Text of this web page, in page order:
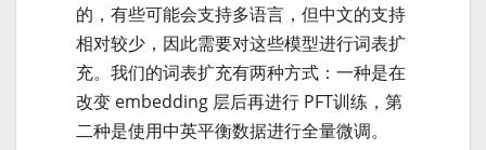
的，有些可能会支持多语言，但中文的支持
相对较少，因此需要对这些模型进行词表扩
充。我们的词表扩充有两种方式：一种是在
改变 embedding 层后再进行 PFT训练，第
二种是使用中英平衡数据进行全量微调。